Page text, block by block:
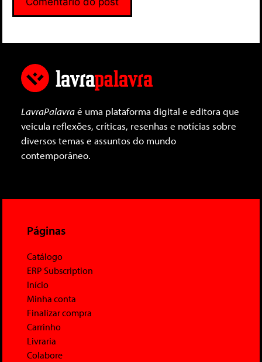
LavraPalavraé uma plataforma digital e editora que
veicula reflexões, críticas, resenhas e notícias sobre
diversos temas e assuntos do mundo
contemporâneo.
Páginas
Catálogo
ERP Subscription
Início
Minha conta
Finalizar compra
Carrinho
Livraria
Colabore